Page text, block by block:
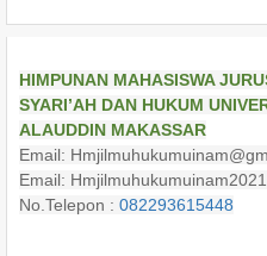
HIMPUNAN MAHASISWA
SYARI’AH DAN HUKUM
ALAUDDIN MAKASSAR
Email:
Email:
No.Telepon : 082293615448